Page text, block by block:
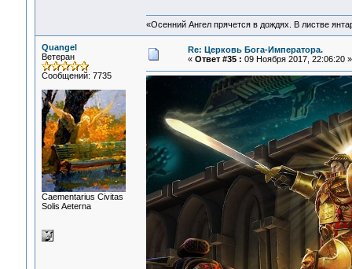
«Осенний Ангел прячется в дождях. В листве
Quangel
Ветеран
Сообщений: 7735
Сaementarius Civitas
Solis Aeterna
Re: Церковь Бога-Императора.
« Ответ #35 : 09 Ноября 2017, 22:06:20 »